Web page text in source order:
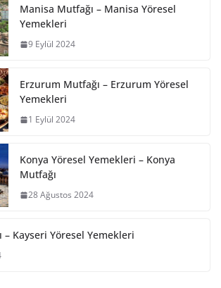
Manisa Mutfağı – Manisa Yöresel
Yemekleri
9 Eylül 2024
Erzurum Mutfağı – Erzurum Yöresel
Yemekleri
1 Eylül 2024
Konya Yöresel Yemekleri – Konya
Mutfağı
28 Ağustos 2024
– Kayseri Yöresel Yemekleri